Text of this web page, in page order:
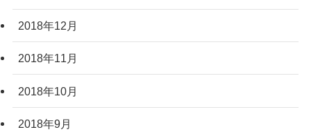
2018年12月
2018年11月
2018年10月
2018年9月